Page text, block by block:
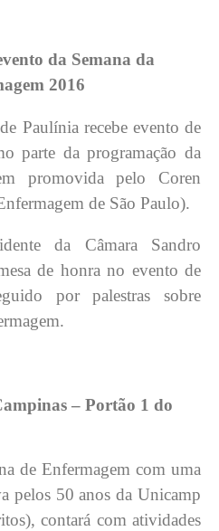
da Semana da
2016
Paulínia recebe evento de
parte da programação da
promovida pelo Coren
de São Paulo).
da Câmara Sandro
de honra no evento de
por palestras sobre
– Portão 1 do
de Enfermagem com uma
pelos 50 anos da Unicamp
contará com atividades